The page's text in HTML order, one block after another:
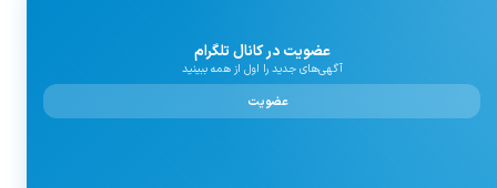
عضویت در کانال تلگرام
آگهی‌های جدید را اول از همه ببینید
عضویت